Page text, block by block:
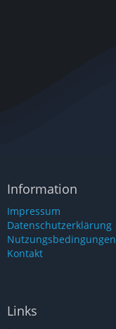
Information
Impressum
Datenschutzerklärung
Nutzungsbedingungen
Kontakt
Links